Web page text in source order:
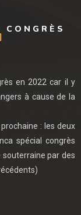
en 2022 car il y
à cause de la
: les deux
spécial congrès
souterraine par des